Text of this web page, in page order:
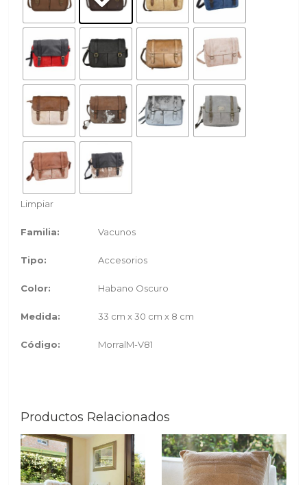
Limpiar
Familia: Vacunos
Tipo: Accesorios
Color: Habano Oscuro
Medida: 33 cm x 30 cm x 8 cm
Código: MorralM-V81
Productos Relacionados